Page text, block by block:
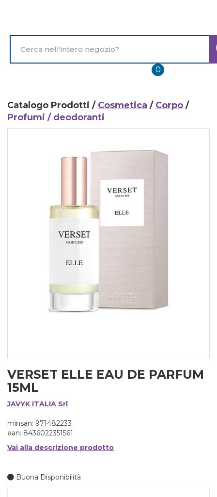
principale
Prodotto
0prodotti
inseriti
Catalogo Prodotti / Cosmetica / Corpo /
Profumi / deodoranti
VERSET ELLE EAU DE PARFUM
15ML
JAVYK ITALIA Srl
minsan: 971482233
ean: 8436022351561
Vai alla descrizione prodotto
Buona Disponibilità